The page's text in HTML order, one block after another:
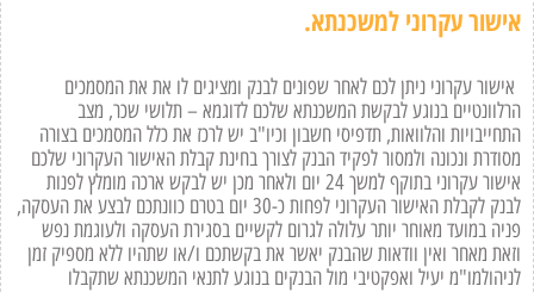
אישור עקרוני למשכנתא.
אישור עקרוני ניתן לכם לאחר שפונים לבנק ומציגים לו את את המסמכים
הרלוונטיים בנוגע לבקשת המשכנתא שלכם לדוגמא – תלושי שכר, מצב
התחייבויות והלוואות, תדפיסי חשבון וכיו"ב יש לרכז את כלל המסמכים בצורה
מסודרת ונכונה ולמסור לפקיד הבנק לצורך בחינת קבלת האישור העקרוני שלכם
אישור עקרוני בתוקף למשך 24 יום ולאחר מכן יש לבקש ארכה מומלץ לפנות
לבנק לקבלת האישור העקרוני לפחות כ-30 יום בטרם כוונתכם לבצע את העסקה,
פניה במועד מאוחר יותר עלולה לגרום לקשיים בסגירת העסקה ולעוגמת נפש
וזאת מאחר ואין וודאות שהבנק יאשר את בקשתכם ו/או שתהיו ללא מספיק זמן
לניהולמו"מ יעיל ואפקטיבי מול הבנקים בנוגע לתנאי המשכנתא שתקבלו